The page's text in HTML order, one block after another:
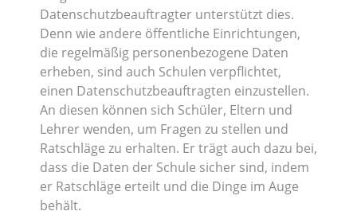
Datenschutzbeauftragter unterstützt dies.
Denn wie andere öffentliche Einrichtungen,
die regelmäßig personenbezogene Daten
erheben, sind auch Schulen verpflichtet,
einen Datenschutzbeauftragten einzustellen.
An diesen können sich Schüler, Eltern und
Lehrer wenden, um Fragen zu stellen und
Ratschläge zu erhalten. Er trägt auch dazu bei,
dass die Daten der Schule sicher sind, indem
er Ratschläge erteilt und die Dinge im Auge
behält.